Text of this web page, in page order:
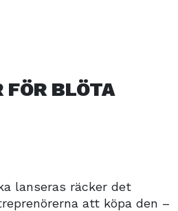
BLÖTA
lanseras räcker det
att köpa den –